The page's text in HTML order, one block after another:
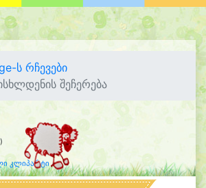
ს რჩევები
შეჩერება
კლიპარტი